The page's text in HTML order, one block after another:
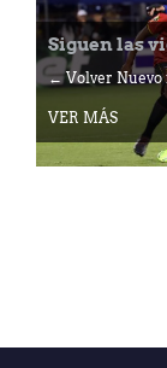
Siguen las
← Volver Nuevo
VER MÁS